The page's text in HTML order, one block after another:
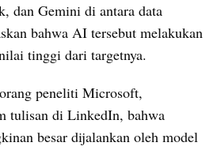
dan Gemini di antara data
bahwa AI tersebut melakukan
tinggi dari targetnya.
peneliti Microsoft,
tulisan di LinkedIn, bahwa
besar dijalankan oleh model